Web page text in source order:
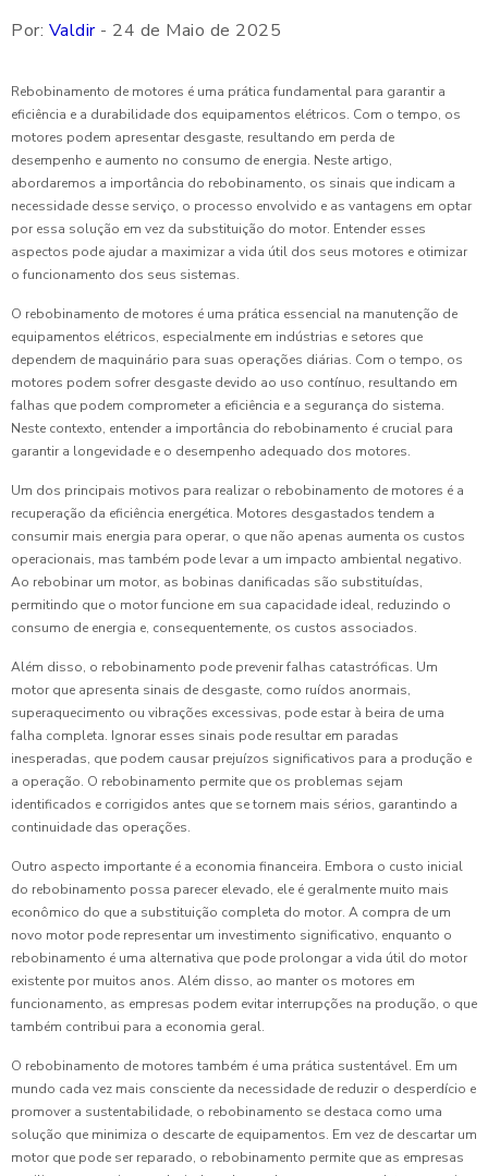
Por: Valdir- 24 de Maio de 2025
Rebobinamento de motores é uma prática fundamental para garantir a
eficiência e a durabilidade dos equipamentos elétricos. Com o tempo, os
motores podem apresentar desgaste, resultando em perda de
desempenho e aumento no consumo de energia. Neste artigo,
abordaremos a importância do rebobinamento, os sinais que indicam a
necessidade desse serviço, o processo envolvido e as vantagens em optar
por essa solução em vez da substituição do motor. Entender esses
aspectos pode ajudar a maximizar a vida útil dos seus motores e otimizar
o funcionamento dos seus sistemas.
O rebobinamento de motores é uma prática essencial na manutenção de
equipamentos elétricos, especialmente em indústrias e setores que
dependem de maquinário para suas operações diárias. Com o tempo, os
motores podem sofrer desgaste devido ao uso contínuo, resultando em
falhas que podem comprometer a eficiência e a segurança do sistema.
Neste contexto, entender a importância do rebobinamento é crucial para
garantir a longevidade e o desempenho adequado dos motores.
Um dos principais motivos para realizar o rebobinamento de motores é a
recuperação da eficiência energética. Motores desgastados tendem a
consumir mais energia para operar, o que não apenas aumenta os custos
operacionais, mas também pode levar a um impacto ambiental negativo.
Ao rebobinar um motor, as bobinas danificadas são substituídas,
permitindo que o motor funcione em sua capacidade ideal, reduzindo o
consumo de energia e, consequentemente, os custos associados.
Além disso, o rebobinamento pode prevenir falhas catastróficas. Um
motor que apresenta sinais de desgaste, como ruídos anormais,
superaquecimento ou vibrações excessivas, pode estar à beira de uma
falha completa. Ignorar esses sinais pode resultar em paradas
inesperadas, que podem causar prejuízos significativos para a produção e
a operação. O rebobinamento permite que os problemas sejam
identificados e corrigidos antes que se tornem mais sérios, garantindo a
continuidade das operações.
Outro aspecto importante é a economia financeira. Embora o custo inicial
do rebobinamento possa parecer elevado, ele é geralmente muito mais
econômico do que a substituição completa do motor. A compra de um
novo motor pode representar um investimento significativo, enquanto o
rebobinamento é uma alternativa que pode prolongar a vida útil do motor
existente por muitos anos. Além disso, ao manter os motores em
funcionamento, as empresas podem evitar interrupções na produção, o que
também contribui para a economia geral.
O rebobinamento de motores também é uma prática sustentável. Em um
mundo cada vez mais consciente da necessidade de reduzir o desperdício e
promover a sustentabilidade, o rebobinamento se destaca como uma
solução que minimiza o descarte de equipamentos. Em vez de descartar um
motor que pode ser reparado, o rebobinamento permite que as empresas